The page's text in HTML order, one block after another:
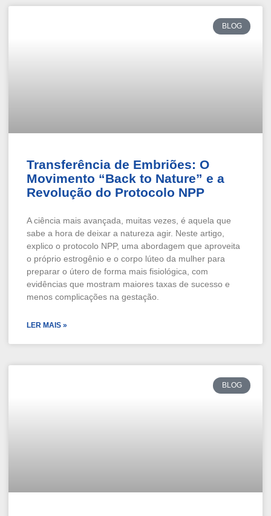
BLOG
Transferência de Embriões: O
Movimento “Back to Nature” e a
Revolução do Protocolo NPP
A ciência mais avançada, muitas vezes, é aquela que
sabe a hora de deixar a natureza agir. Neste artigo,
explico o protocolo NPP, uma abordagem que aproveita
o próprio estrogênio e o corpo lúteo da mulher para
preparar o útero de forma mais fisiológica, com
evidências que mostram maiores taxas de sucesso e
menos complicações na gestação.
LER MAIS »
BLOG